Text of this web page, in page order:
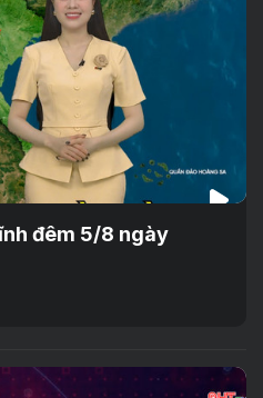
đêm 5/8 ngày